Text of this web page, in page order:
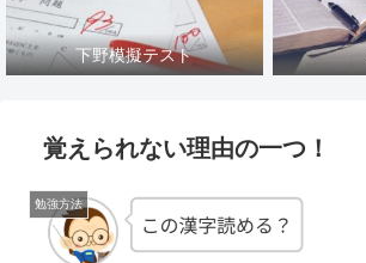
下野模擬テスト
覚えられない理由の一つ！
勉強方法